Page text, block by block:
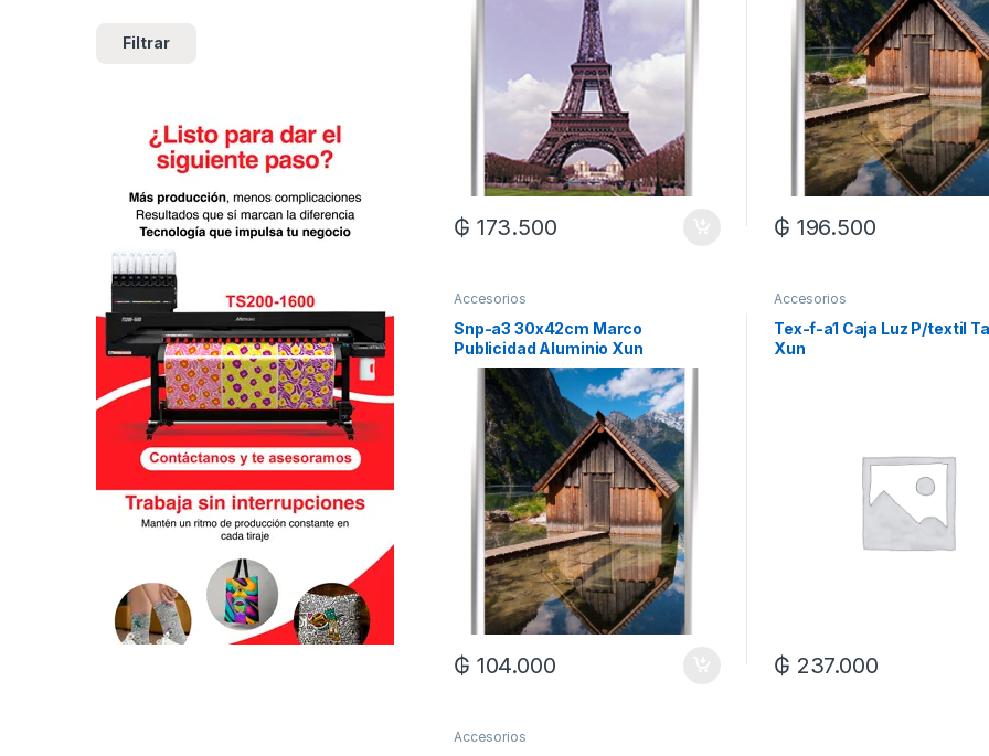
₲ 173.500 ₲ 196.500
Accesorios
Snp-a3 30x42cm Marco
Publicidad Aluminio Xun
₲ 104.000
Accesorios
Tex-f-a1 Caja Luz P/textil
Xun
₲ 237.000
Accesorios
Filtrar